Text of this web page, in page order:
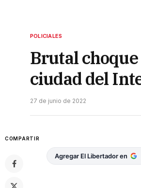
POLICIALES
Brutal
ciudad del
27 de junio de 2022
COMPARTIR
Agregar El Libertador en